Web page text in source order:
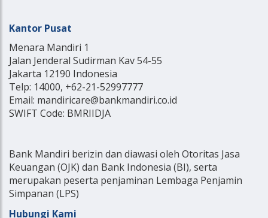
Kantor Pusat
Menara Mandiri 1
Jalan Jenderal Sudirman Kav 54-55
Jakarta 12190 Indonesia
Telp: 14000, +62-21-52997777
Email: mandiricare@bankmandiri.co.id
SWIFT Code: BMRIIDJA
Bank Mandiri berizin dan diawasi oleh Otoritas Jasa
Keuangan (OJK) dan Bank Indonesia (BI), serta
merupakan peserta penjaminan Lembaga Penjamin
Simpanan (LPS)
Hubungi Kami